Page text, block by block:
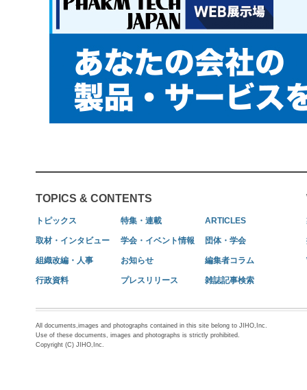
TOPICS & CONTENTS
トピックス 特集・連載 ARTICLES
取材・インタビュー 学会・イベント情報 団体・学会
組織改編・人事 お知らせ 編集者コラム
行政資料 プレスリリース 雑誌記事検索
All documents,images and photographs contained in this site belong to JIHO,Inc.
Use of these documents, images and photographs is strictly prohibited.
Copyright (C) JIHO,Inc.